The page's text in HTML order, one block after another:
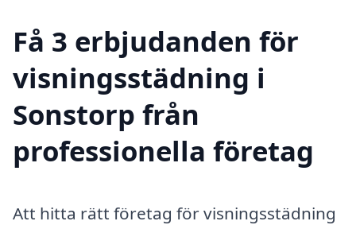
Få 3 erbjudanden för
visningsstädning i
Sonstorp från
professionella företag
Att hitta rätt företag för visningsstädning